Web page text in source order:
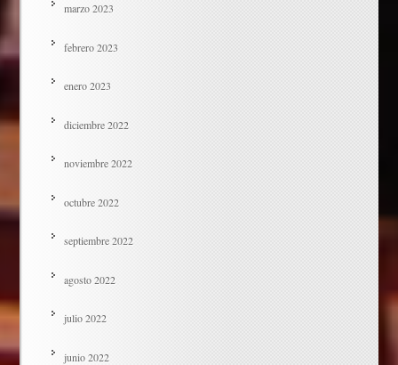
marzo 2023
febrero 2023
enero 2023
diciembre 2022
noviembre 2022
octubre 2022
septiembre 2022
agosto 2022
julio 2022
junio 2022